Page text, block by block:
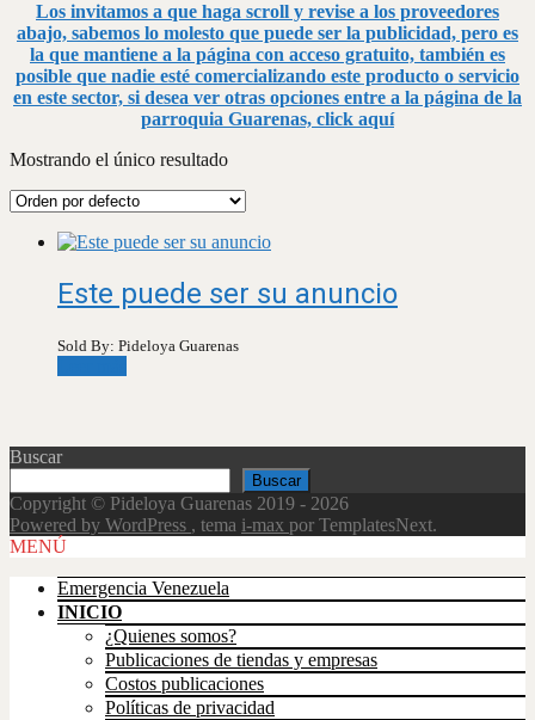
Los invitamos a que haga scroll y revise a los proveedores
abajo, sabemos lo molesto que puede ser la publicidad, pero es
la que mantiene a la página con acceso gratuito, también es
posible que nadie esté comercializando este producto o servicio
en este sector, si desea ver otras opciones entre a la página de la
parroquia Guarenas, click aquí
Mostrando el único resultado
Este puede ser su anuncio
Sold By: Pideloya Guarenas
Buscar
Buscar
Copyright © Pideloya Guarenas 2019 - 2026
Powered by WordPress , tema i-max por TemplatesNext.
Scroll
MENÚ
Emergencia Venezuela
INICIO
¿Quienes somos?
Publicaciones de tiendas y empresas
Costos publicaciones
Políticas de privacidad